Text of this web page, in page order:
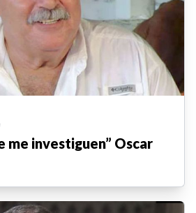
me investiguen” Oscar